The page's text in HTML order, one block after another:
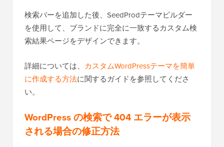
検索バーを追加した後、SeedProdテーマビルダー
を使用して、ブランドに完全に一致するカスタム検
索結果ページをデザインできます。
詳細については、 カスタムWordPressテーマを簡単
に作成する方法に関するガイドを参照してくださ
い。
WordPress の検索で 404 エラーが表示
される場合の修正方法